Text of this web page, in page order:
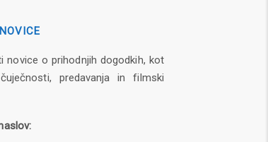
novice o prihodnjih dogodkih, kot
predavanja in filmski